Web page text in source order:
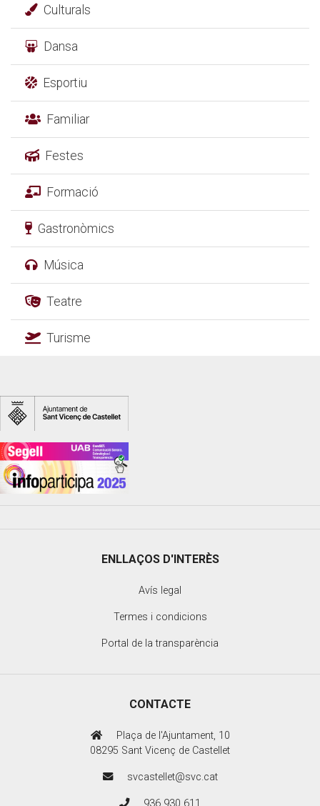
Culturals
Dansa
Esportiu
Familiar
Festes
Formació
Gastronòmics
Música
Teatre
Turisme
ENLLAÇOS D'INTERÈS
Avís legal
Termes i condicions
Portal de la transparència
CONTACTE
Plaça de l'Ajuntament, 10
08295 Sant Vicenç de Castellet
svcastellet@svc.cat
936 930 611